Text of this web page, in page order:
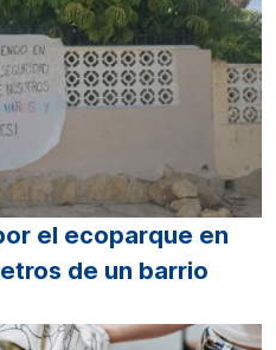
el ecoparque en
de un barrio